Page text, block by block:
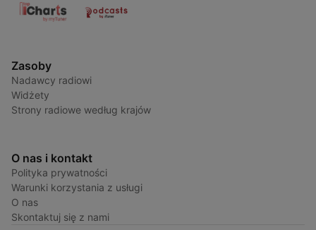
Zasoby
Nadawcy radiowi
Widżety
Strony radiowe według krajów
O nas i kontakt
Polityka prywatności
Warunki korzystania z usługi
O nas
Skontaktuj się z nami